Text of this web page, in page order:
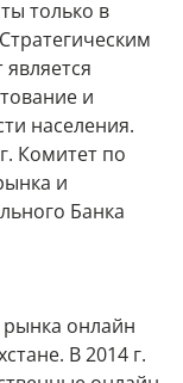
только в
и
населения.
Комитет по
и
Банка
рынка онлайн
В 2014 г.